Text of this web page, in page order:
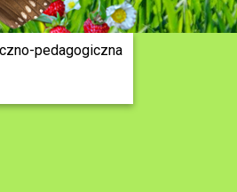
pedagogiczna